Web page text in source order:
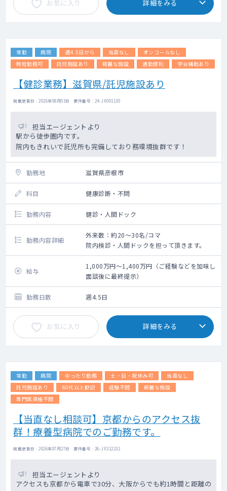
お気に入り 詳細をみる
常勤 病院 週4.5日から 当直なし
オンコールなし
時短勤務可
託児施設あり 綺麗な施設 通勤便利 学会補助あり
【健診業務】滋賀県/託児施設あり
掲載更新日 : 2026年08月03日 案件番号 : 24-JX001130
担当エージェントより
駅から徒歩圏内です。
院内もきれいで託児所も完備しており務環境抜群です！
勤務地 滋賀県彦根市
科目 健康診断・不問
勤務内容 健診・人間ドック
勤務内容詳細
外来数：約20～30名/コマ
院内検診・人間ドックを担って頂きます。
給与
1,000万円～1,400万円（ご経験などを加味し
面談後に最終提示）
勤務日数 週4.5日
お気に入り 詳細をみる
常勤 病院 ゆったり勤務 土・日・祝休み可
当直なし
託児施設あり
60代以上歓迎 経験不問
綺麗な施設
専門医資格不問
【当直なし相談可】京都からのアクセス抜
群！療養型病院でのご勤務です。
掲載更新日 : 2026年07月27日 案件番号 : 26-JX312232
担当エージェントより
アクセスも京都から電車で30分、大阪からでも約1時間と距離の